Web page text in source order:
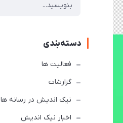
دسته‌بندی
فعالیت ها
گزارشات
نیک اندیش در رسانه ها
اخبار نیک اندیش